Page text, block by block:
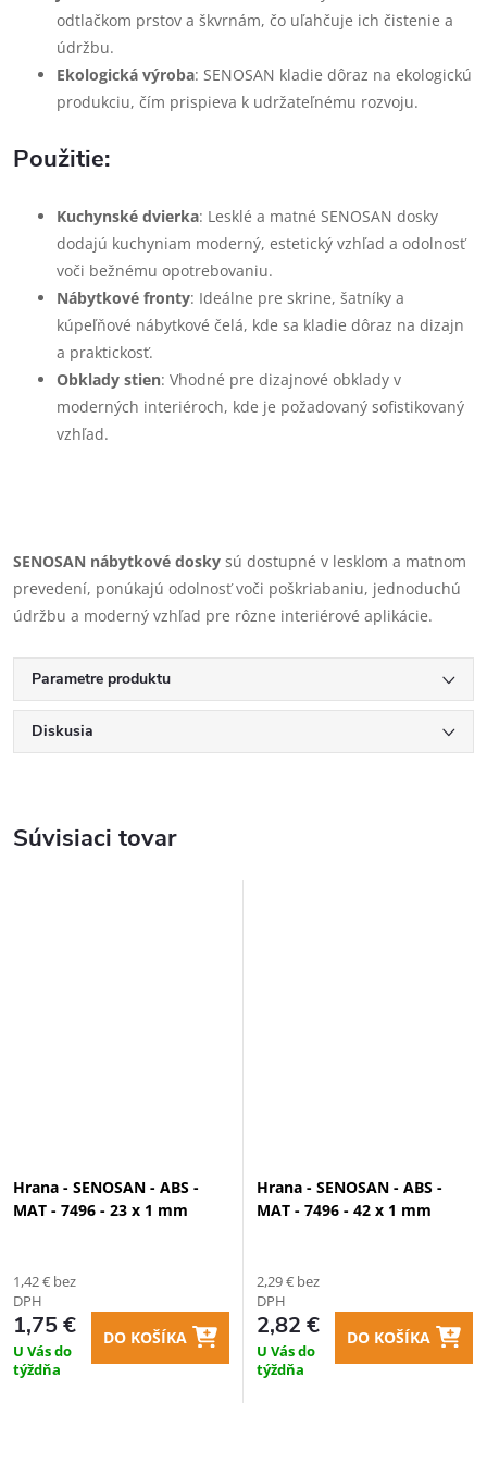
odtlačkom prstov a škvrnám, čo uľahčuje ich čistenie a
údržbu.
Ekologická výroba: SENOSAN kladie dôraz na ekologickú
produkciu, čím prispieva k udržateľnému rozvoju.
Použitie:
Kuchynské dvierka: Lesklé a matné SENOSAN dosky
dodajú kuchyniam moderný, estetický vzhľad a odolnosť
voči bežnému opotrebovaniu.
Nábytkové fronty: Ideálne pre skrine, šatníky a
kúpeľňové nábytkové čelá, kde sa kladie dôraz na dizajn
a praktickosť.
Obklady stien: Vhodné pre dizajnové obklady v
moderných interiéroch, kde je požadovaný sofistikovaný
vzhľad.
SENOSAN nábytkové dosky sú dostupné v lesklom a matnom
prevedení, ponúkajú odolnosť voči poškriabaniu, jednoduchú
údržbu a moderný vzhľad pre rôzne interiérové aplikácie.
Parametre produktu
Diskusia
Súvisiaci tovar
Hrana - SENOSAN - ABS -
MAT - 7496 - 23 x 1 mm
1,42 € bez
DPH
1,75 €
U Vás do
týždňa
DO KOŠÍKA
Hrana - SENOSAN - ABS -
MAT - 7496 - 42 x 1 mm
2,29 € bez
DPH
2,82 €
U Vás do
týždňa
DO KOŠÍKA